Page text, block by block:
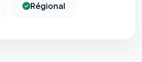
Régional